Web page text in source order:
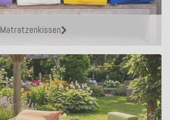
Matratzenkissen